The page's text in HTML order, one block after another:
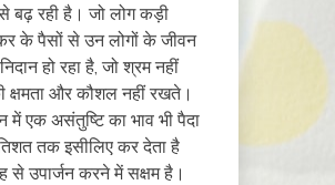
बढ़ रही है। जो लोग कड़ी
के पैसों से उन लोगों के जीवन
हो रहा है, जो श्रम नहीं
और कौशल नहीं रखते।
एक असंतुष्टि का भाव भी पैदा
तक इसीलिए कर देता है
से उपार्जन करने में सक्षम है।